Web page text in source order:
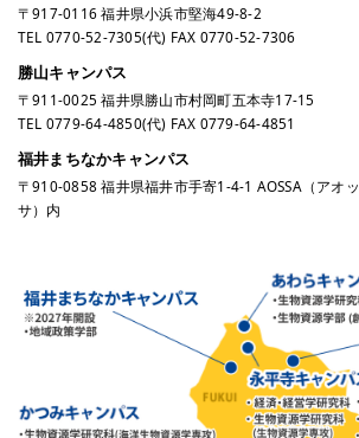
〒917-0116 福井県小浜市堅海49-8-2
TEL 0770-52-7305(代) FAX 0770-52-7306
勝山キャンパス
〒911-0025 福井県勝山市村岡町五本寺17-15
TEL 0779-64-4850(代) FAX 0779-64-4851
福井まちなかキャンパス
〒910-0858 福井県福井市手寄1-4-1 AOSSA（アオッ
サ）内